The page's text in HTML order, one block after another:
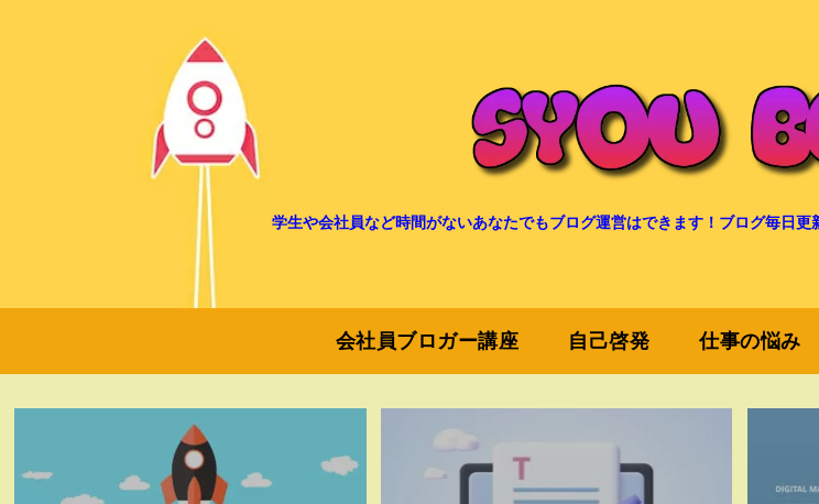
学生や会社員など時間がないあなたでもブログ運営はできます！ブログ毎日
会社員ブロガー講座 自己啓発 仕事の悩み